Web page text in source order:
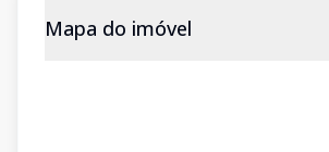
Mapa do imóvel